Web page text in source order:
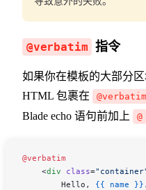
@verbatim 指令
如果你在模板的大部分
HTML 包裹在
@verbatim
Blade echo 语句前加上
@
@verbatim
    <
div class=
        Hello,
{{ name }} .